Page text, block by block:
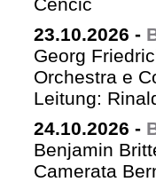
23.10.2026 -
Georg
Orchestra e
Leitung:
24.10.2026 -
Benjamin
Camerata